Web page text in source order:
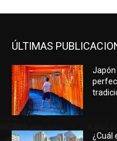
ÚLTIMAS
Japón
¿Cuál